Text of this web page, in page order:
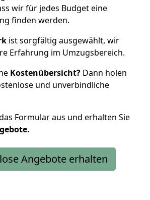
wir für jedes Budget eine
finden werden.
ist sorgfältig ausgewählt, wir
Erfahrung im Umzugsbereich.
Kostenübersicht? Dann holen
und unverbindliche
Formular aus und erhalten Sie
Angebote erhalten